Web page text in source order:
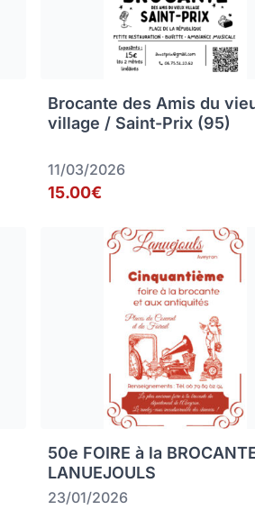
Brocante des Amis du
village / Saint-Prix (95)
11/03/2026
15.00€
50e FOIRE à la
LANUEJOULS
23/01/2026